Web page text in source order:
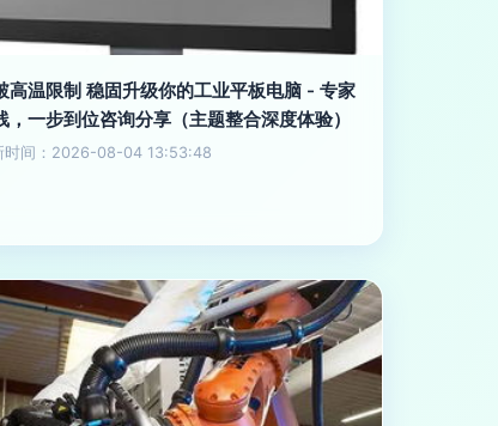
高温限制 稳固升级你的工业平板电脑 - 专家
，一步到位咨询分享（主题整合深度体验）
时间：2026-08-04 13:53:48